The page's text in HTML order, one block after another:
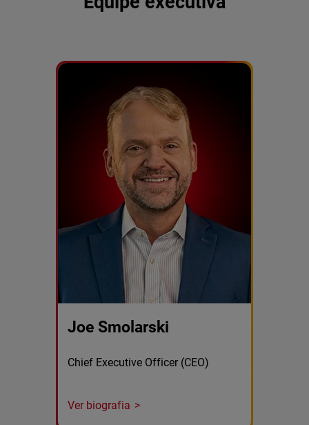
Joe Smolarski
Chief Executive Officer (CEO)
Ver biografia